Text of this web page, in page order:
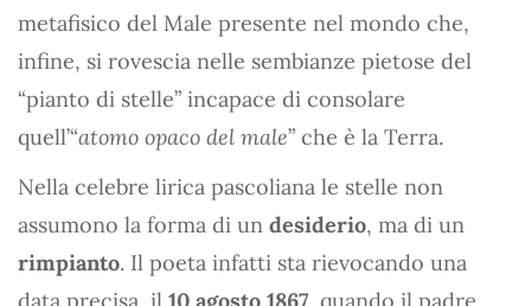
metafisico del Male presente nel mondo che,
infine, si rovescia nelle sembianze pietose del
“pianto di stelle” incapace di consolare
quell’“atomo opaco del male” che è la Terra.
Nella celebre lirica pascoliana le stelle non
assumono la forma di un desiderio, ma di un
rimpianto. Il poeta infatti sta rievocando una
data precisa, il 10 agosto 1867 , quando il padre,